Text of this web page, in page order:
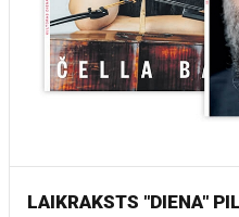
LAIKRAKSTS "DIENA"